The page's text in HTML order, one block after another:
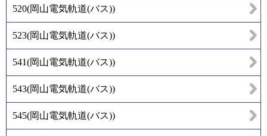
520(岡山電気軌道(バス))
523(岡山電気軌道(バス))
541(岡山電気軌道(バス))
543(岡山電気軌道(バス))
545(岡山電気軌道(バス))